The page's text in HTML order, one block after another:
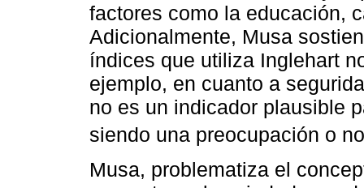
factores como la educación,
Adicionalmente, Musa
índices que utiliza Inglehart
ejemplo, en cuanto a
no es un indicador plausible
siendo una preocupación o
Musa, problematiza el